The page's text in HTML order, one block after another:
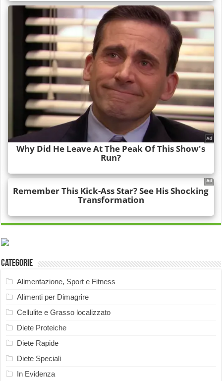
Categorie
Alimentazione, Sport e Fitness
Alimenti per Dimagrire
Cellulite e Grasso localizzato
Diete Proteiche
Diete Rapide
Diete Speciali
In Evidenza